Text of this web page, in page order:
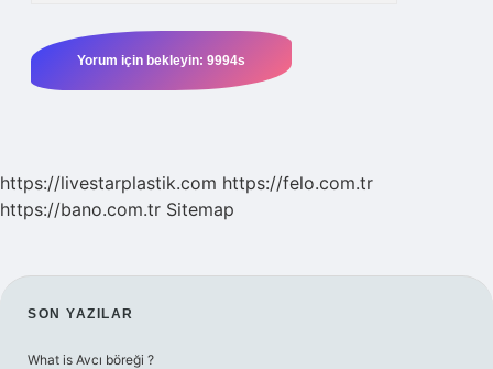
https://livestarplastik.com https://felo.com.tr
https://bano.com.tr Sitemap
SIDEBAR
SON YAZILAR
What is Avcı böreği ?